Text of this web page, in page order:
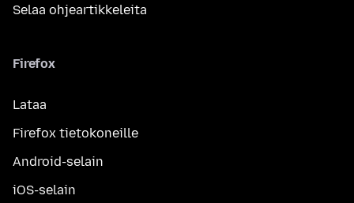
Selaa ohjeartikkeleita
Firefox
Lataa
Firefox tietokoneille
Android-selain
iOS-selain